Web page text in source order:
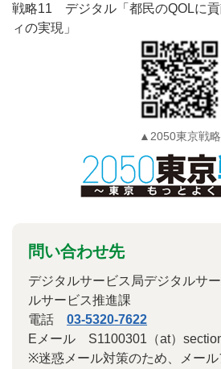
戦略11 デジタル「都民のQOLに
ィの実現」
▲2050東京戦略
問い合わせ先
デジタルサービス局デジタルサ
ルサービス推進課
電話 03-5320-7622
Eメール S1100301（at）
※迷惑メール対策のため、メー